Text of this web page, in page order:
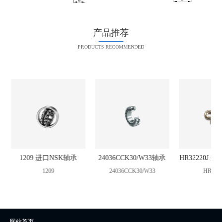
产品推荐
PRODUCTS RECOMMENDED
1209 进口NSK轴承
1209
24036CCK30/W33轴承
24036CCK30/W33
HR32220J 进